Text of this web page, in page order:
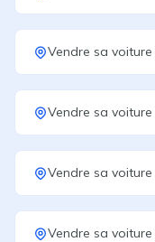
Vendre sa voiture
Vendre sa voiture
Vendre sa voiture
Vendre sa voiture